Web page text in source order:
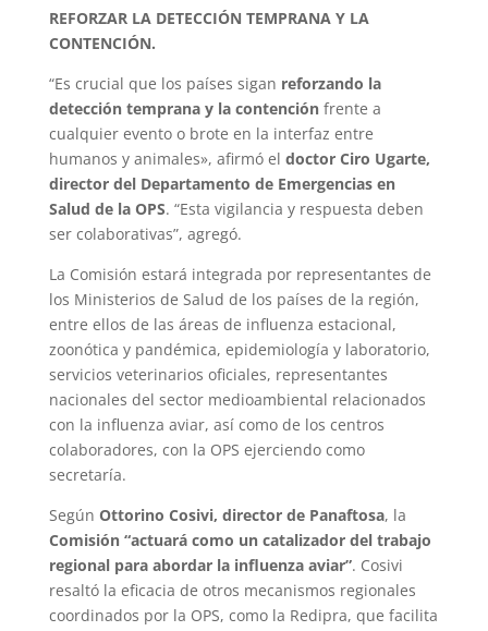
REFORZAR LA DETECCIÓN TEMPRANA Y LA
CONTENCIÓN.
“Es crucial que los países sigan reforzando la
detección temprana y la contenciónfrente a
cualquier evento o brote en la interfaz entre
humanos y animales», afirmó el doctor Ciro Ugarte,
director del Departamento de Emergencias en
Salud de la OPS. “Esta vigilancia y respuesta deben
ser colaborativas”, agregó.
La Comisión estará integrada por representantes de
los Ministerios de Salud de los países de la región,
entre ellos de las áreas de influenza estacional,
zoonótica y pandémica, epidemiología y laboratorio,
servicios veterinarios oficiales, representantes
nacionales del sector medioambiental relacionados
con la influenza aviar, así como de los centros
colaboradores, con la OPS ejerciendo como
secretaría.
Según Ottorino Cosivi, director de Panaftosa, la
Comisión “actuará como un catalizador del trabajo
regional para abordar la influenza aviar”. Cosivi
resaltó la eficacia de otros mecanismos regionales
coordinados por la OPS, como la Redipra, que facilita